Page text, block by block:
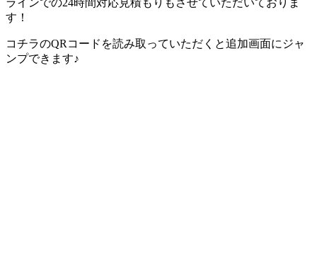
ラインでの24時間対応見積もりもさせていただいておりま
す！
コチラのQRコードを読み取っていただくと追加画面にジャ
ンプできます♪